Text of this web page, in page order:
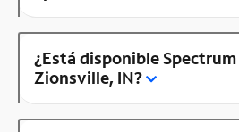
¿Está disponible
Zionsville, IN?